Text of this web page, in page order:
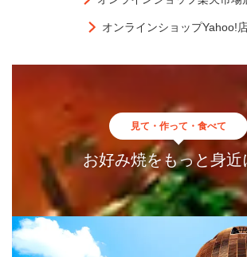
オンラインショップYahoo!
見て・作って・食べて
お好み焼をもっと身近